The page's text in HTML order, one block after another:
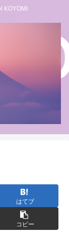
KOYOMI
はてブ
コピー